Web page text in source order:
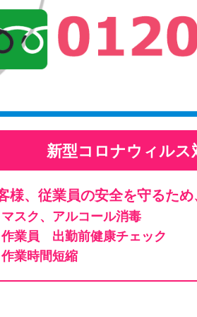
新型コロナウィルス
様、従業員の安全を守るた
マスク、アルコール消毒
作業員 出勤前健康チェック
作業時間短縮